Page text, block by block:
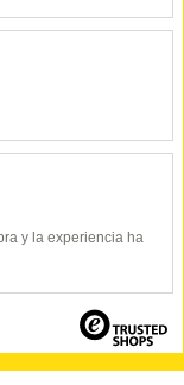
y la experiencia ha